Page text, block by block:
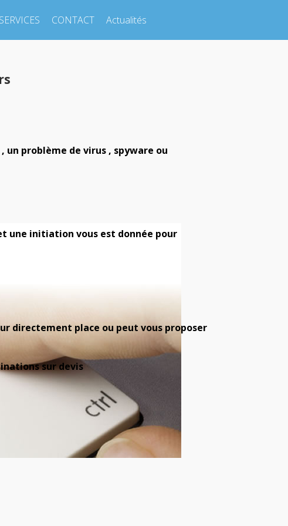
SERVICES CONTACT Actualités
un problème de virus , spyware ou
une initiation vous est donnée pour
directement place ou peut vous proposer
sur devis